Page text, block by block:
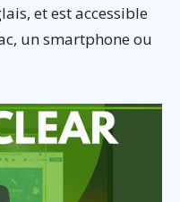
et est accessible
un smartphone ou